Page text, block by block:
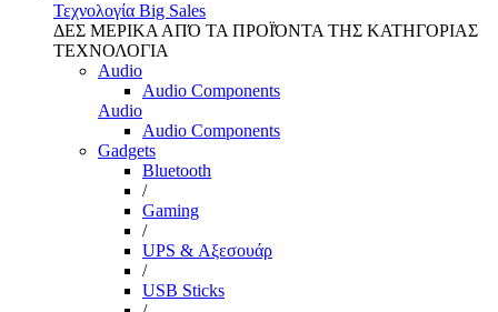
Τεχνολογία Big Sales
ΔΕΣ ΜΕΡΙΚΑ ΑΠΌ ΤΑ ΠΡΟΪΌΝΤΑ ΤΗΣ ΚΑΤΗΓΟΡΙΑΣ
ΤΕΧΝΟΛΟΓΙΑ
Audio
Audio Components
Audio
Audio Components
Gadgets
Bluetooth
/
Gaming
/
UPS & Αξεσουάρ
/
USB Sticks